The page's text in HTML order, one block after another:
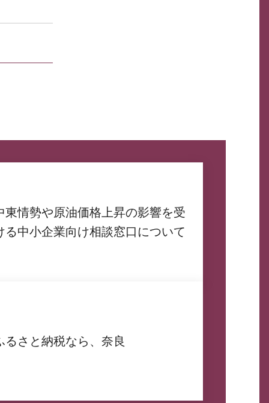
東情勢や原油価格上昇の影響を受
る中小企業向け相談窓口について
るさと納税なら、奈良